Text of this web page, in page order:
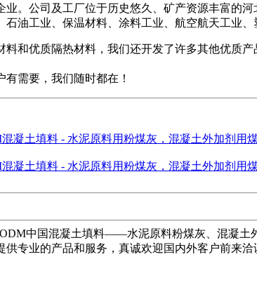
。公司及工厂位于历史悠久、矿产资源丰富的
油工业、保温材料、涂料工业、航空航天工业
和优质隔热材料，我们还开发了许多其他优质产
需要，我们随时都在！
ODM中国混凝土填料——水泥原料粉煤灰、混
专业的产品和服务，真诚欢迎国内外客户前来洽